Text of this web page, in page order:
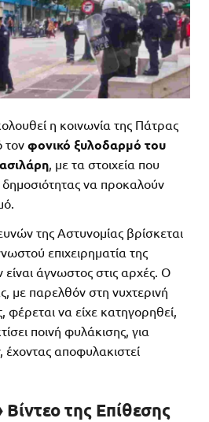
η κοινωνία της Πάτρας
τον φονικό ξυλοδαρμό του
, με τα στοιχεία που
να προκαλούν
της Αστυνομίας βρίσκεται
επιχειρηματία της
είναι άγνωστος στις αρχές. Ο
με παρελθόν στη νυχτερινή
φέρεται να είχε κατηγορηθεί,
ποινή φυλάκισης, για
αποφυλακιστεί
της Επίθεσης